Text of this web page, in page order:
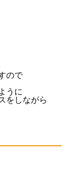
ので
うに
をしながら